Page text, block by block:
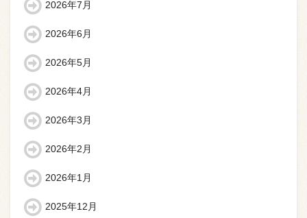
2026年7月
2026年6月
2026年5月
2026年4月
2026年3月
2026年2月
2026年1月
2025年12月